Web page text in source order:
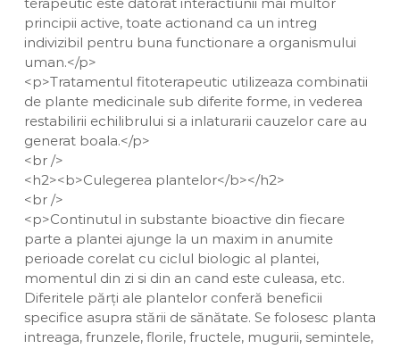
principii active, toate actionand ca un intreg
indivizibil pentru buna functionare a organismului
uman.</p>
<p>Tratamentul fitoterapeutic utilizeaza combinatii
de plante medicinale sub diferite forme, in vederea
restabilirii echilibrului si a inlaturarii cauzelor care au
generat boala.</p>
<br />
<h2><b>Culegerea plantelor</b></h2>
<br />
<p>Continutul in substante bioactive din fiecare
parte a plantei ajunge la un maxim in anumite
perioade corelat cu ciclul biologic al plantei,
momentul din zi si din an cand este culeasa, etc.
Diferitele părți ale plantelor conferă beneficii
specifice asupra stării de sănătate. Se folosesc planta
intreaga, frunzele, florile, fructele, mugurii, semintele,